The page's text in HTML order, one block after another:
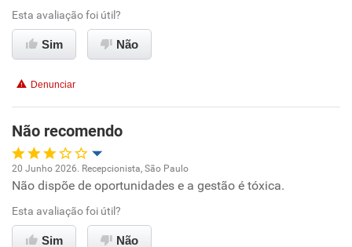
Recomenda a diretoria
Esta avaliação foi útil?
Sim Não
Denunciar
Não recomendo
Oportunidade de promoção
Ambiente de trabalho
20 Junho 2026. Recepcionista, São Paulo
Não dispõe de oportunidades e a gestão é tóxica.
Esta avaliação foi útil?
Sim Não